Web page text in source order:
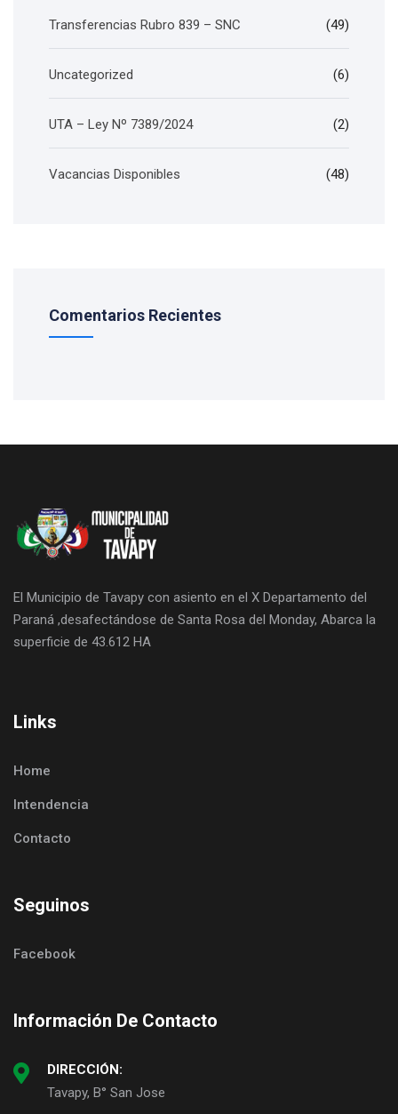
Transferencias Rubro 839 – SNC (49)
Uncategorized (6)
UTA – Ley Nº 7389/2024 (2)
Vacancias Disponibles (48)
Comentarios Recientes
El Municipio de Tavapy con asiento en el X Departamento del
Paraná ,desafectándose de Santa Rosa del Monday, Abarca la
superficie de 43.612 HA
Links
Home
Intendencia
Contacto
Seguinos
Facebook
Información De Contacto
DIRECCIÓN:
Tavapy, B° San Jose